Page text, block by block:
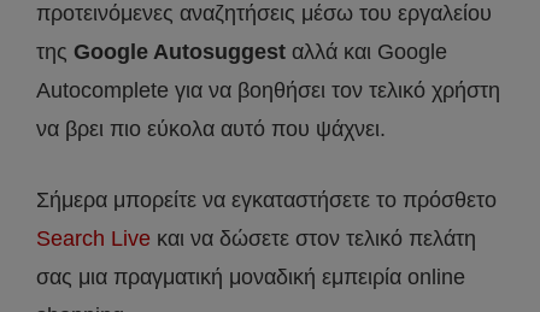
προτεινόμενες αναζητήσεις μέσω του εργαλείου
της Google Autosuggest αλλά και Google
Autocomplete για να βοηθήσει τον τελικό χρήστη
να βρει πιο εύκολα αυτό που ψάχνει.
Σήμερα μπορείτε να εγκαταστήσετε το πρόσθετο
Search Live και να δώσετε στον τελικό πελάτη
σας μια πραγματική μοναδική εμπειρία online